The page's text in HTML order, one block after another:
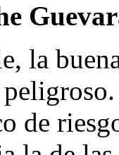
la
de